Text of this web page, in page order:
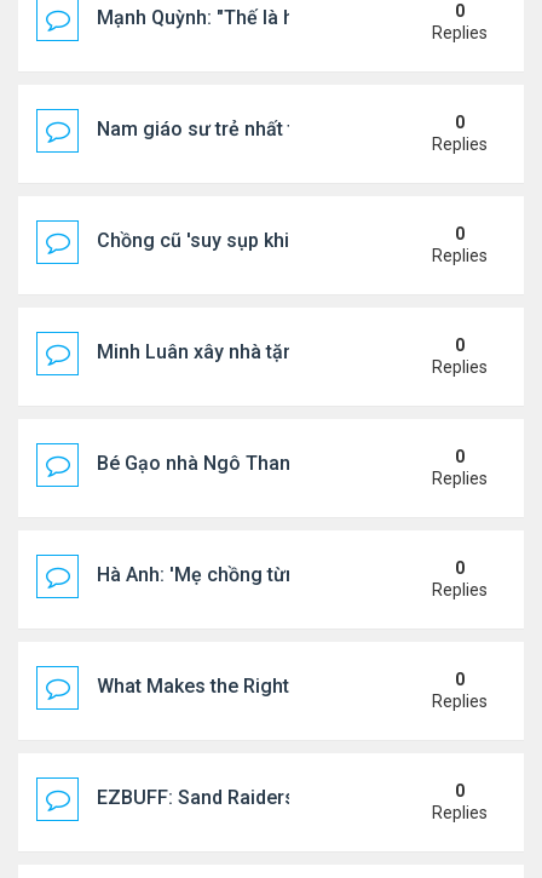
Mạnh Quỳnh: "Thế là hết"
0
Replies
Nam giáo sư trẻ nhất thế giới ở tuổi 18
0
Replies
Chồng cũ 'suy sụp khi biết tin Nicole Kidman có
0
Replies
Minh Luân xây nhà tặng cha mẹ
0
Replies
Bé Gạo nhà Ngô Thanh Vân dễ thương trong tiệc
0
Replies
Hà Anh: 'Mẹ chồng từng ngạc nhiên vì tôi luôn trả
0
Replies
What Makes the Right Retail POS Matter?0
Replies
EZBUFF: Sand Raiders of Sophie Farming
0
Replies